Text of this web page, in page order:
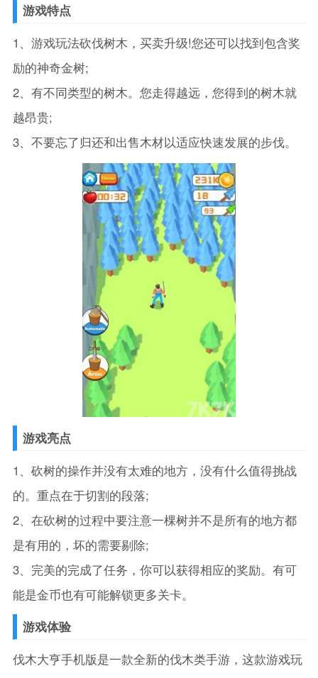
游戏特点
1、游戏玩法砍伐树木，买卖升级!您还可以找到包含奖
励的神奇金树;
2、有不同类型的树木。您走得越远，您得到的树木就
越昂贵;
3、不要忘了归还和出售木材以适应快速发展的步伐。
游戏亮点
1、砍树的操作并没有太难的地方，没有什么值得挑战
的。重点在于切割的段落;
2、在砍树的过程中要注意一棵树并不是所有的地方都
是有用的，坏的需要剔除;
3、完美的完成了任务，你可以获得相应的奖励。有可
能是金币也有可能解锁更多关卡。
游戏体验
伐木大亨手机版是一款全新的伐木类手游，这款游戏玩